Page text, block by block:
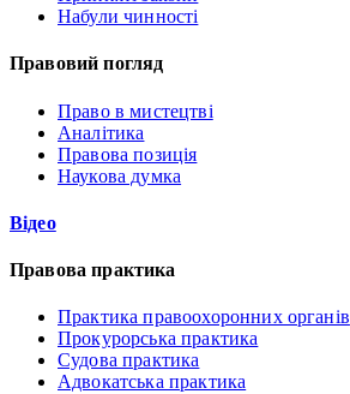
Набули чинності
Правовий погляд
Право в мистецтві
Аналітика
Правова позиція
Наукова думка
Відео
Правова практика
Практика правоохоронних органів
Прокурорська практика
Судова практика
Адвокатська практика